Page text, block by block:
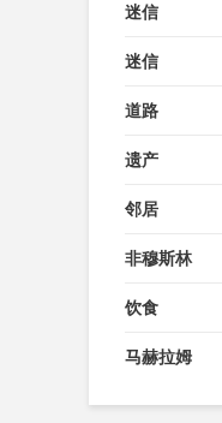
迷信
迷信
道路
遗产
邻居
非穆斯林
饮食
马赫拉姆